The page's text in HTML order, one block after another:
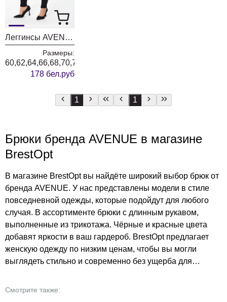
Леггинсы AVENUE 0206
Размеры:
60,62,64,66,68,70,72
178 бел.руб
1 1
Брюки бренда AVENUE в магазине
BrestOpt
В магазине BrestOpt вы найдёте широкий выбор брюк от
бренда AVENUE. У нас представлены модели в стиле
повседневной одежды, которые подойдут для любого
случая. В ассортименте брюки с длинным рукавом,
выполненные из трикотажа. Чёрные и красные цвета
добавят яркости в ваш гардероб. BrestOpt предлагает
женскую одежду по низким ценам, чтобы вы могли
выглядеть стильно и современно без ущерба для
вниманием к деталям, а в BrestOpt вы можете
Смотрите также: